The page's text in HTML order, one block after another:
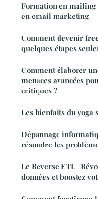
Formation en mailing
en email marketing
Comment devenir
quelques étapes
Comment élaborer
menaces avancées
critiques ?
Les bienfaits du yoga
Dépannage
résoudre les
Le Reverse ETL :
données et boostez